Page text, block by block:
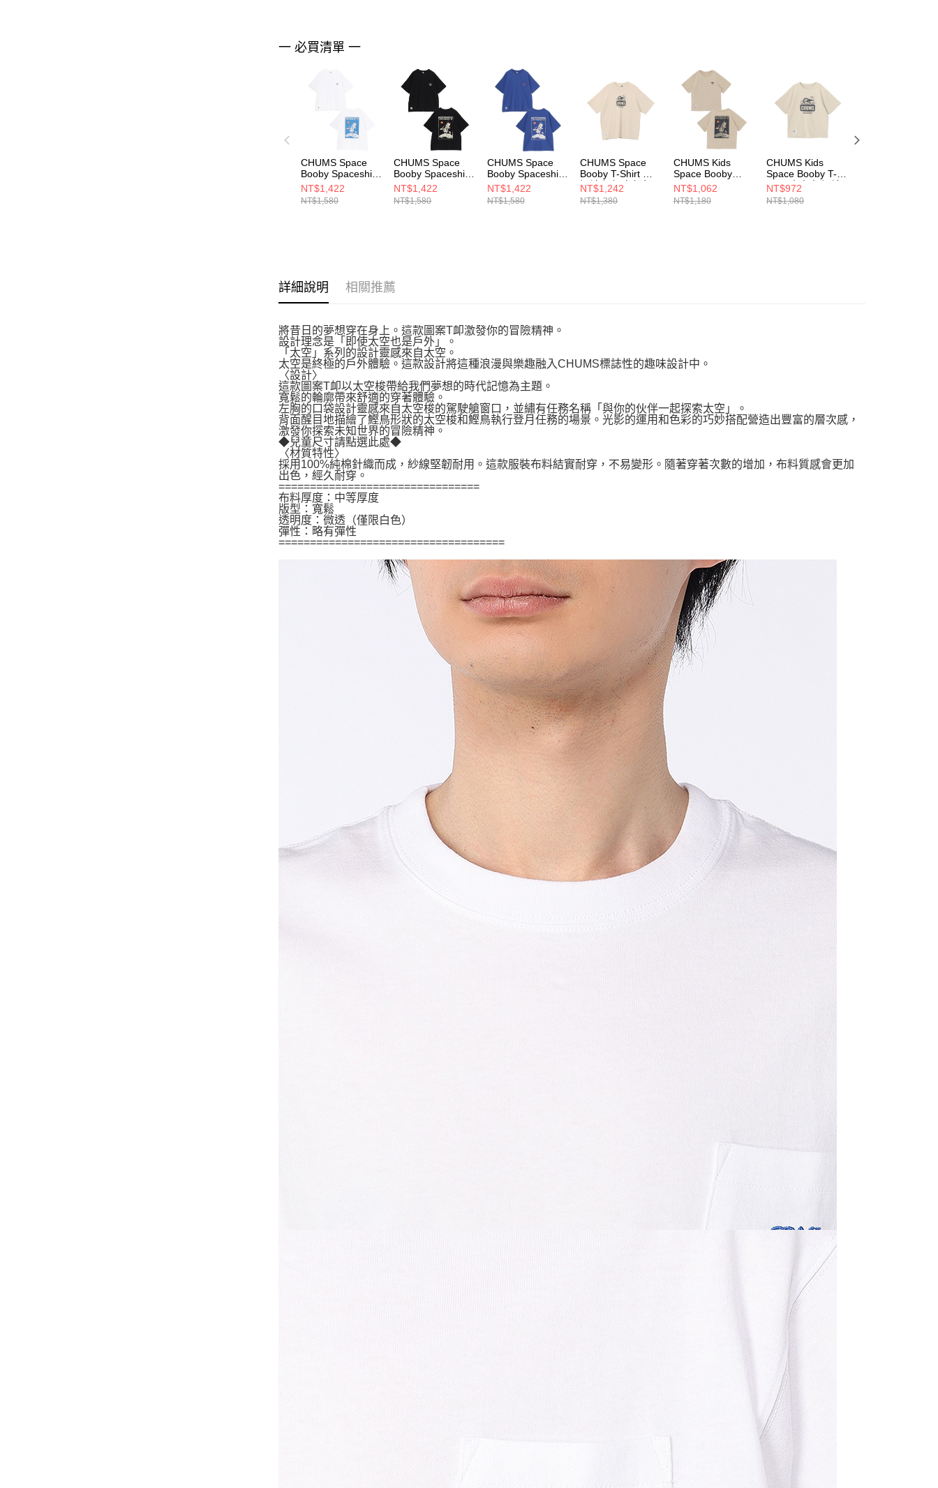
結果請求用戶進行身份認證。
５．嚴禁一人註冊多個帳號或使用他人資訊註冊。若發現惡意使用之情
形，恩沛科技股份有限公司將有權停止該用戶之使用額度並採取法律行
動。
一 必買清單 一
CHUMS Space
Booby Spaceship
Pocket T-Shirt 男
短袖上衣 白色
CH012701W001
NT$1,422
NT$1,580
CHUMS Space
Booby Spaceship
Pocket T-Shirt 男
短袖上衣 黑色
CH012701K001
NT$1,422
NT$1,580
CHUMS Space
Booby Spaceship
Pocket T-Shirt 男
短袖上衣 藍色
CH012701A001
NT$1,422
NT$1,580
CHUMS Space
Booby T-Shirt 男
短袖上衣 米灰色
CH012788G057
NT$1,242
NT$1,380
CHUMS Kids
Space Booby
Spaceship Pocket
T 中大童 短袖上衣
米灰色
NT$1,062
NT$1,180
CHUMS Kids
Space Booby T-
Shirt 中大童 短袖
上衣 米灰色
CH211356G057
NT$972
NT$1,080
詳細說明 相關推薦
將昔日的夢想穿在身上。這款圖案T卹激發你的冒險精神。
設計理念是「即使太空也是戶外」。
「太空」系列的設計靈感來自太空。
太空是終極的戶外體驗。這款設計將這種浪漫與樂趣融入CHUMS標誌性的趣味設計中。
〈設計〉
這款圖案T卹以太空梭帶給我們夢想的時代記憶為主題。
寬鬆的輪廓帶來舒適的穿著體驗。
左胸的口袋設計靈感來自太空梭的駕駛艙窗口，並繡有任務名稱「與你的伙伴一起探索太空」。
背面醒目地描繪了鰹鳥形狀的太空梭和鰹鳥執行登月任務的場景。光影的運用和色彩的巧妙搭配營造出豐富的層次感，
激發你探索未知世界的冒險精神。
◆兒童尺寸請點選此處◆
〈材質特性〉
採用100%純棉針織而成，紗線堅韌耐用。這款服裝布料結實耐穿，不易變形。隨著穿著次數的增加，布料質感會更加
出色，經久耐穿。
================================
布料厚度：中等厚度
版型：寬鬆
透明度：微透（僅限白色）
彈性：略有彈性
====================================